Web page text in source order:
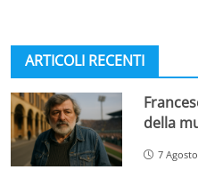
ARTICOLI RECENTI
della
7